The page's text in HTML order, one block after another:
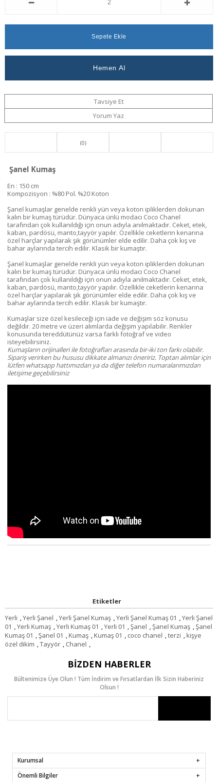
Ver
Tavsiye Et
Yorum Yaz
(0)
Şanel Kumaş
En : 150 cm
Kompozisyon : %80 Pol. %20 Koton
Şanel kumaşlar genelde renkli yün veya koton ipliklerden dokunan
kalın bir kumaş türüdür. Dünyaca ünlü modacı Coco Chanel
tarafından çok kullanıldığı için onun adıyla anılmaktadır. Ceket, etek,
kaban, pardösü, manto,tayyör yapılır. Özellikle ceketlerin kenarına
özel harçlar yapılarak şık görünümler elde edilir. Daha çok kış ve
bahar aylarında tercih edilir. Klasik bir kumaştır.
Şanel kumaşlar genelde renkli yün veya koton ipliklerden dokunan
kalın bir kumaş türüdür. Dünyaca ünlü modacı Coco Chanel
tarafından çok kullanıldığı için onun adıyla anılmaktadır. Ceket, etek,
kaban, pardösü, manto,tayyör yapılır. Özellikle ceketlerin kenarına
özel harçlar yapılarak şık görünümler elde edilir. Daha çok kış ve
bahar aylarında tercih edilir. Klasik bir kumaştır.
Kumaşlar size özel kesileceği için iade ve değişim söz konusu
değildir. 20 metre ve üzeri alımlarda değişim yapılabilir. Renkler
konusunda tereddütünüz varsa farklı fotoğraf ve video
isteyebilirsiniz.
Kumaşların orijinalleri ile fotoğrafları arasında bir-iki ton farkı olabilir.
Sipariş verirken bu hususu dikkate almanızı öneririz. Toptan alımlar için
lütfen whatsapp hattımızdan ya da diğer telefon numaralarımızdan
iletişime geçebilirsiniz
Etiketler
Yerli ,Yerli Şanel ,Yerli Şanel Kumaş ,Yerli Şanel Kumaş 01 ,Yerli Şanel
01 ,Yerli Kumaş ,Yerli Kumaş 01 ,Yerli 01 ,Şanel ,Şanel Kumaş ,Şanel
Kumaş 01 ,Şanel 01 ,Kumaş ,Kumaş 01 , coco chanel ,terzi ,kişye
özel dikim ,Tayyör , Chanel ,
BIZDEN HABERLER
Bültenimize Üye Olun ! Tüm İndirim ve Fırsatlardan İlk Sizin Haberiniz
Olsun !
Kurumsal
Önemli Bilgiler